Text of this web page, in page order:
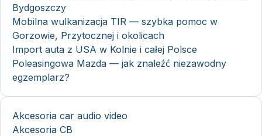
Bydgoszczy
Mobilna wulkanizacja TIR — szybka pomoc w
Gorzowie, Przytocznej i okolicach
Import auta z USA w Kolnie i całej Polsce
Poleasingowa Mazda — jak znaleźć niezawodny
egzemplarz?
Akcesoria car audio video
Akcesoria CB